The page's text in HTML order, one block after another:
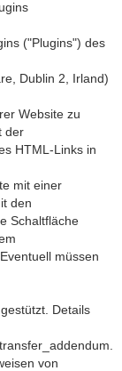
("Plugins") des
Dublin 2, Irland)
Website zu
der
HTML-Links in
mit einer
den
Schaltfläche
müssen
Details
von